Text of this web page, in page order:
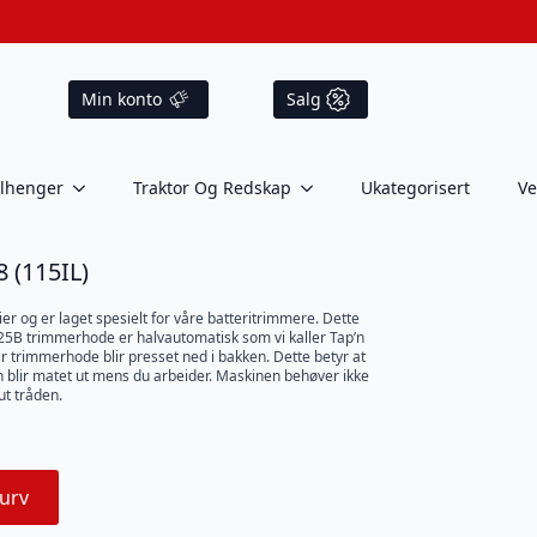
Min konto Salg
Traktor Og Redskap Ukategorisert
(115IL)
og er laget spesielt for våre batteritrimmere. Dette
trimmerhode er halvautomatisk som vi kaller Tap’n
trimmerhode blir presset ned i bakken. Dette betyr at
matet ut mens du arbeider. Maskinen behøver ikke
tråden.